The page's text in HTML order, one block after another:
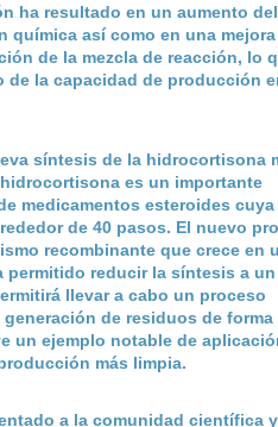
ha resultado en un aumento del
química así como en una
de la mezcla de reacción, lo
de la capacidad de producción
síntesis de la hidrocortisona
es un importante
medicamentos esteroides cuya
de 40 pasos. El nuevo
recombinante que crece en
permitido reducir la síntesis a
llevar a cabo un proceso
de residuos de forma
un ejemplo notable de
más limpia.
a la comunidad científica y